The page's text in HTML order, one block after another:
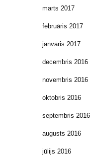
marts 2017
februāris 2017
janvāris 2017
decembris 2016
novembris 2016
oktobris 2016
septembris 2016
augusts 2016
jūlijs 2016